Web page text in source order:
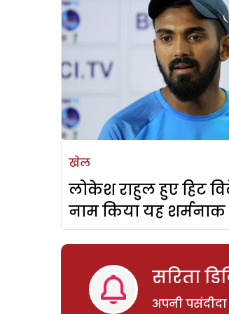
खेल
लोकेश राहुल हुए हिट
नाम किया यह शर्मनाक
सरिता
अपनी